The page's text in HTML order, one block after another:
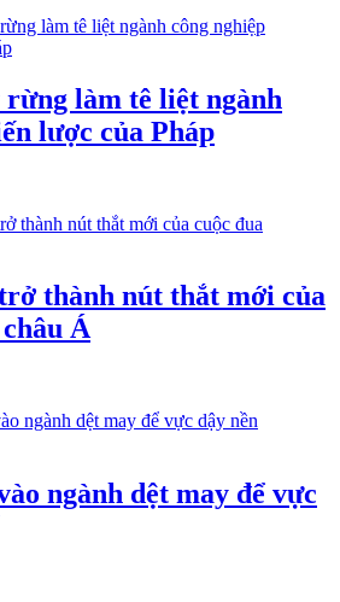
rừng làm tê liệt ngành
lược của Pháp
thành nút thắt mới của
Á
ngành dệt may để vực